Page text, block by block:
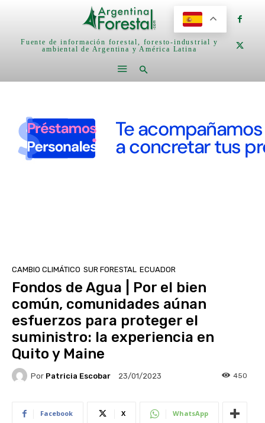
Fuente de información forestal, foresto-industrial y
ambiental de Argentina y América Latina
CAMBIO CLIMÁTICO SUR FORESTAL ECUADOR
Fondos de Agua | Por el bien
común, comunidades aúnan
esfuerzos para proteger el
suministro: la experiencia en
Quito y Maine
Por Patricia Escobar 23/01/2023 450
Facebook X WhatsApp